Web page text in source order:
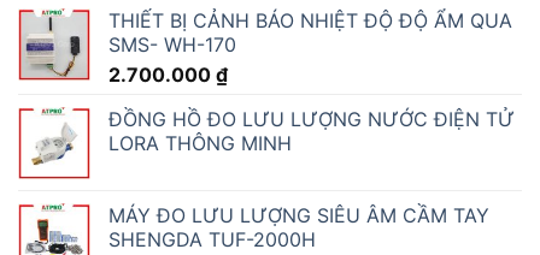
THIẾT BỊ CẢNH BÁO NHIỆT ĐỘ ĐỘ ẨM QUA
SMS- WH-170
2.700.000 ₫
ĐỒNG HỒ ĐO LƯU LƯỢNG NƯỚC ĐIỆN TỬ
LORA THÔNG MINH
MÁY ĐO LƯU LƯỢNG SIÊU ÂM CẦM TAY
SHENGDA TUF-2000H